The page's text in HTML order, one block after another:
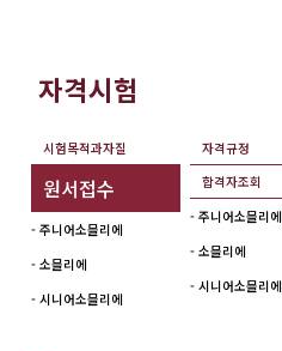
자격시험
시험목적과자질 자격규정
원서접수
- 주니어소믈리에
- 소믈리에
- 시니어소믈리에
합격자조회
- 주니어소믈리에
- 소믈리에
- 시니어소믈리에